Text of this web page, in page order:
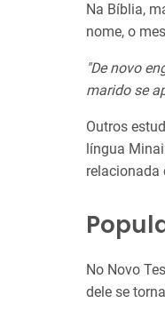
Na Bíblia,
nome, o
"De novo
marido se
Outros
língua
relacionada
No Novo
dele se